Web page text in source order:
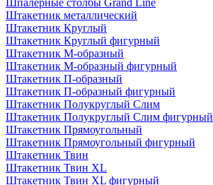
Шпалерные столбы Grand Line
Штакетник металлический
Штакетник Круглый
Штакетник Круглый фигурный
Штакетник М-образный
Штакетник М-образный фигурный
Штакетник П-образный
Штакетник П-образный фигурный
Штакетник Полукруглый Слим
Штакетник Полукруглый Слим фигурный
Штакетник Прямоугольный
Штакетник Прямоугольный фигурный
Штакетник Твин
Штакетник Твин XL
Штакетник Твин XL фигурный